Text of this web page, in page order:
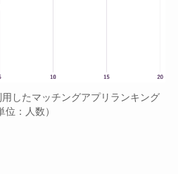
したマッチングアプリランキング
位：人数）